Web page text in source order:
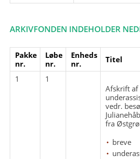
ARKIVFONDEN INDEHOLDER
Pakke
nr.
Løbe
nr.
Enheds
nr.
Titel
1
1
Afskrift af
vedr.
fra
breve